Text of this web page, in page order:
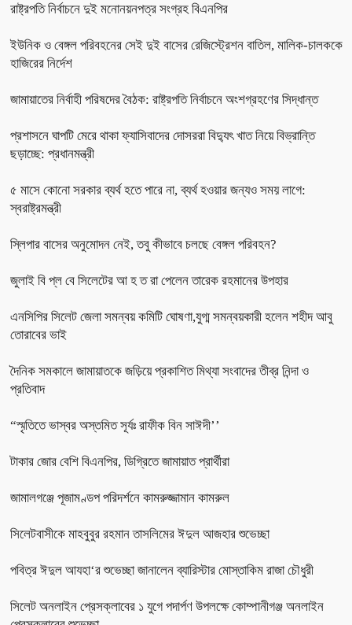
রাষ্ট্রপতি নির্বাচনে দুই মনোনয়নপত্র সংগ্রহ বিএনপির
ইউনিক ও বেঙ্গল পরিবহনের সেই দুই বাসের রেজিস্ট্রেশন বাতিল, মালিক-চালককে
হাজিরের নির্দেশ
জামায়াতের নির্বাহী পরিষদের বৈঠক: রাষ্ট্রপতি নির্বাচনে অংশগ্রহণের সিদ্ধান্ত
প্রশাসনে ঘাপটি মেরে থাকা ফ্যাসিবাদের দোসররা বিদ্যুৎ খাত নিয়ে বিভ্রান্তি
ছড়াচ্ছে: প্রধানমন্ত্রী
৫ মাসে কোনো সরকার ব্যর্থ হতে পারে না, ব্যর্থ হওয়ার জন্যও সময় লাগে:
স্বরাষ্ট্রমন্ত্রী
স্লিপার বাসের অনুমোদন নেই, তবু কীভাবে চলছে বেঙ্গল পরিবহন?
জুলাই বি প্ল বে সিলেটের আ হ ত রা পেলেন তারেক রহমানের উপহার
এনসিপির সিলেট জেলা সমন্বয় কমিটি ঘোষণা,যুগ্ম সমন্বয়কারী হলেন শহীদ আবু
তোরাবের ভাই
দৈনিক সমকালে জামায়াতকে জড়িয়ে প্রকাশিত মিথ্যা সংবাদের তীব্র নিন্দা ও
প্রতিবাদ
“স্মৃতিতে ভাস্বর অস্তমিত সূর্যঃ রাফীক বিন সাঈদী’’
টাকার জোর বেশি বিএনপির, ডিগ্রিতে জামায়াত প্রার্থীরা
জামালগঞ্জে পূজামণ্ডপ পরিদর্শনে কামরুজ্জামান কামরুল
সিলেটবাসীকে মাহবুবুর রহমান তাসলিমের ঈদুল আজহার শুভেচ্ছা
পবিত্র ঈদুল আযহা‘র শুভেচ্ছা জানালেন ব্যারিস্টার মোস্তাকিম রাজা চৌধুরী
সিলেট অনলাইন প্রেসক্লাবের ১ যুগে পদার্পণ উপলক্ষে কোম্পানীগঞ্জ অনলাইন